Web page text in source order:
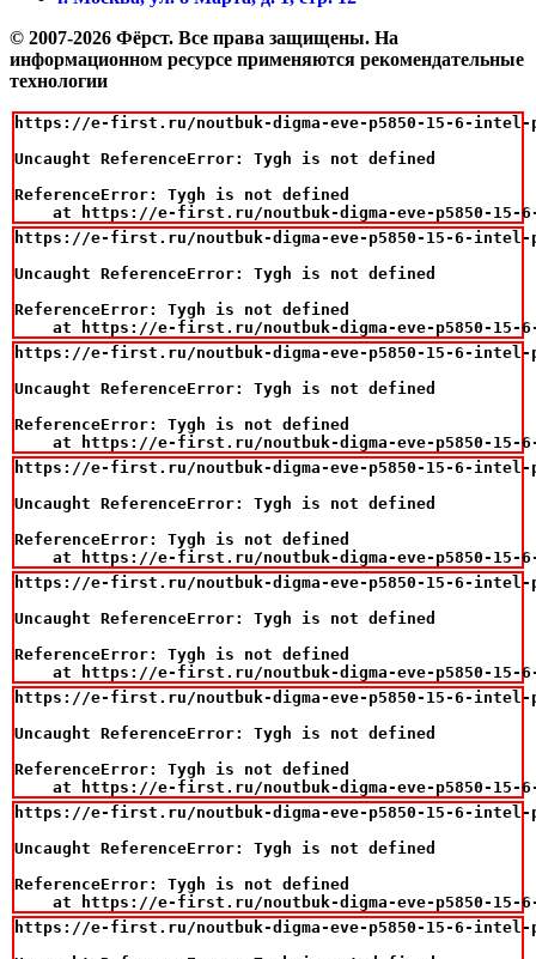
© 2007-2026 Фёрст. Все права защищены. На
информационном ресурсе применяются рекомендательные
технологии
https://e-first.ru/noutbuk-digma-eve-p5850-15-6-intel-
Uncaught ReferenceError: Tygh is not defined
ReferenceError: Tygh is not defined
at https://e-first.ru/noutbuk-digma-eve-p5850-
https://e-first.ru/noutbuk-digma-eve-p5850-15-6-intel-
Uncaught ReferenceError: Tygh is not defined
ReferenceError: Tygh is not defined
at https://e-first.ru/noutbuk-digma-eve-p5850-
https://e-first.ru/noutbuk-digma-eve-p5850-15-6-intel-
Uncaught ReferenceError: Tygh is not defined
ReferenceError: Tygh is not defined
at https://e-first.ru/noutbuk-digma-eve-p5850-
https://e-first.ru/noutbuk-digma-eve-p5850-15-6-intel-
Uncaught ReferenceError: Tygh is not defined
ReferenceError: Tygh is not defined
at https://e-first.ru/noutbuk-digma-eve-p5850-
https://e-first.ru/noutbuk-digma-eve-p5850-15-6-intel-
Uncaught ReferenceError: Tygh is not defined
ReferenceError: Tygh is not defined
at https://e-first.ru/noutbuk-digma-eve-p5850-
https://e-first.ru/noutbuk-digma-eve-p5850-15-6-intel-
Uncaught ReferenceError: Tygh is not defined
ReferenceError: Tygh is not defined
at https://e-first.ru/noutbuk-digma-eve-p5850-
https://e-first.ru/noutbuk-digma-eve-p5850-15-6-intel-
Uncaught ReferenceError: Tygh is not defined
ReferenceError: Tygh is not defined
at https://e-first.ru/noutbuk-digma-eve-p5850-
https://e-first.ru/noutbuk-digma-eve-p5850-15-6-intel-